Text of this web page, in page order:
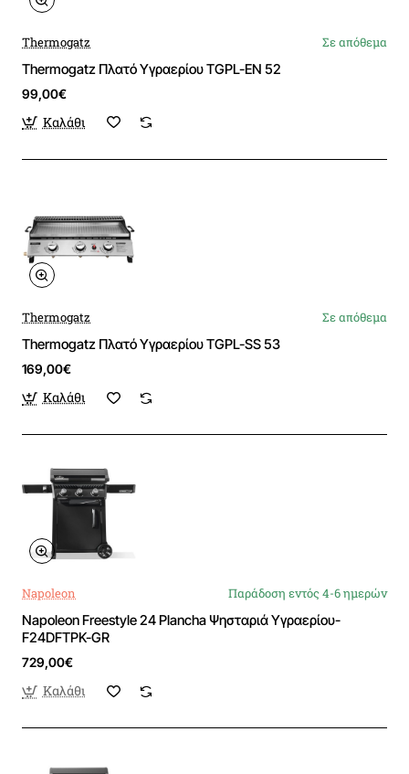
Thermogatz Σε απόθεμα
Thermogatz Πλατό Υγραερίου TGPL-EN 52
99,00€
Καλάθι
Thermogatz Σε απόθεμα
Thermogatz Πλατό Υγραερίου TGPL-SS 53
169,00€
Καλάθι
Napoleon Παράδοση εντός 4-6 ημερών
Napoleon Freestyle 24 Plancha Ψησταριά Υγραερίου-
F24DFTPK-GR
729,00€
Καλάθι